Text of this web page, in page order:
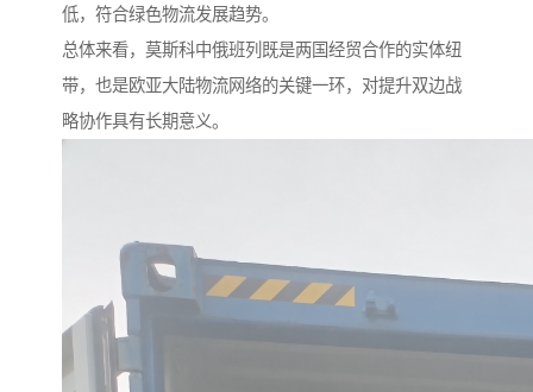
低，符合绿色物流发展趋势。
总体来看，莫斯科中俄班列既是两国经贸合作的实体纽
带，也是欧亚大陆物流网络的关键一环，对提升双边战
略协作具有长期意义。